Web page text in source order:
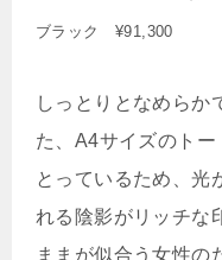
ブラック ¥91,300
しっとりとなめらか
た、A4サイズのト
とっているため、光
れる陰影がリッチな
ままが似合う女性の